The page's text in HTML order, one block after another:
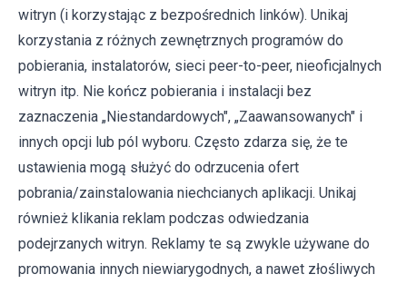
witryn (i korzystając z bezpośrednich linków). Unikaj
korzystania z różnych zewnętrznych programów do
pobierania, instalatorów, sieci peer-to-peer, nieoficjalnych
witryn itp. Nie kończ pobierania i instalacji bez
zaznaczenia „Niestandardowych", „Zaawansowanych" i
innych opcji lub pól wyboru. Często zdarza się, że te
ustawienia mogą służyć do odrzucenia ofert
pobrania/zainstalowania niechcianych aplikacji. Unikaj
również klikania reklam podczas odwiedzania
podejrzanych witryn. Reklamy te są zwykle używane do
promowania innych niewiarygodnych, a nawet złośliwych